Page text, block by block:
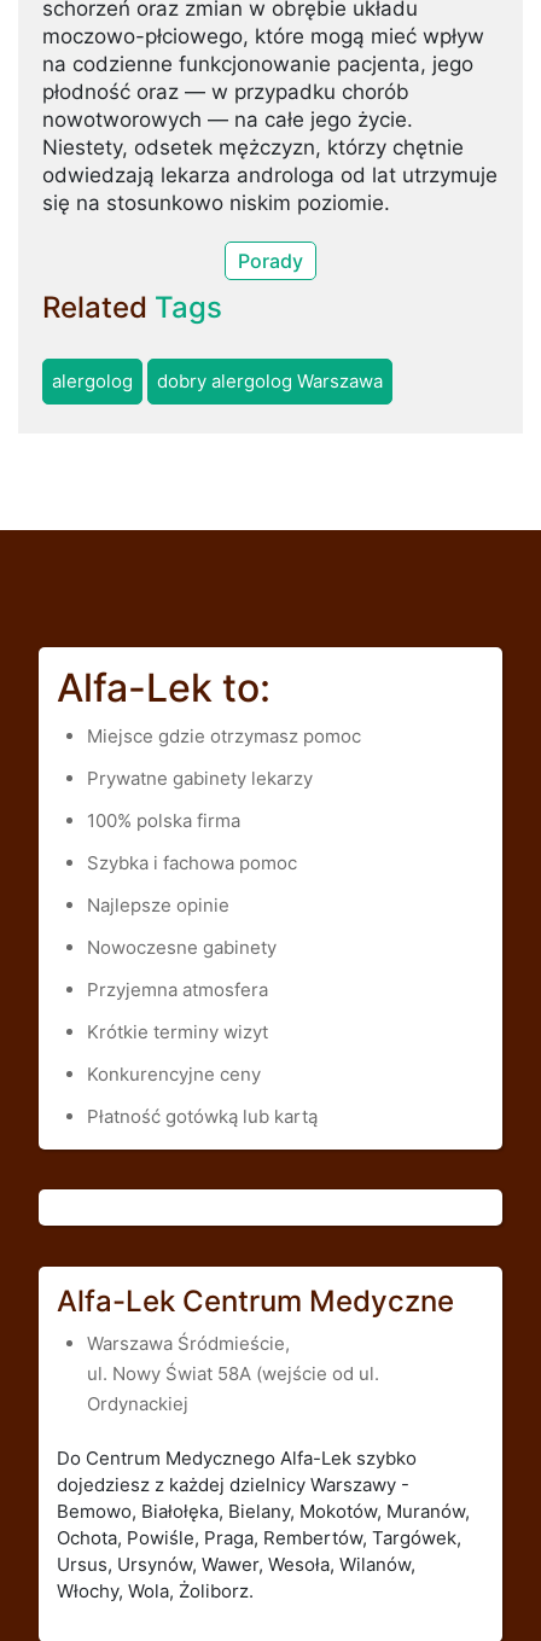
schorzeń oraz zmian w obrębie układu
moczowo-płciowego, które mogą mieć wpływ
na codzienne funkcjonowanie pacjenta, jego
płodność oraz — w przypadku chorób
nowotworowych — na całe jego życie.
Niestety, odsetek mężczyzn, którzy chętnie
odwiedzają lekarza androloga od lat utrzymuje
się na stosunkowo niskim poziomie.
Porady
Related Tags
alergolog dobry alergolog Warszawa
Alfa-Lek to:
Miejsce gdzie otrzymasz pomoc
Prywatne gabinety lekarzy
100% polska firma
Szybka i fachowa pomoc
Najlepsze opinie
Nowoczesne gabinety
Przyjemna atmosfera
Krótkie terminy wizyt
Konkurencyjne ceny
Płatność gotówką lub kartą
Alfa-Lek Centrum Medyczne
Warszawa Śródmieście,
ul. Nowy Świat 58A (wejście od ul.
Ordynackiej
Do Centrum Medycznego Alfa-Lek szybko
dojedziesz z każdej dzielnicy Warszawy -
Bemowo, Białołęka, Bielany, Mokotów, Muranów,
Ochota, Powiśle, Praga, Rembertów, Targówek,
Ursus, Ursynów, Wawer, Wesoła, Wilanów,
Włochy, Wola, Żoliborz.